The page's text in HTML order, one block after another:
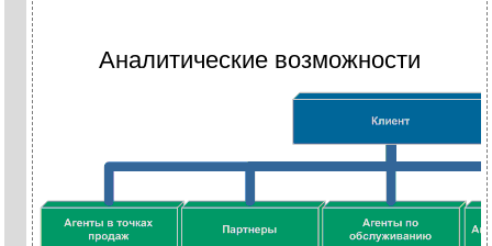
Аналитические возможности